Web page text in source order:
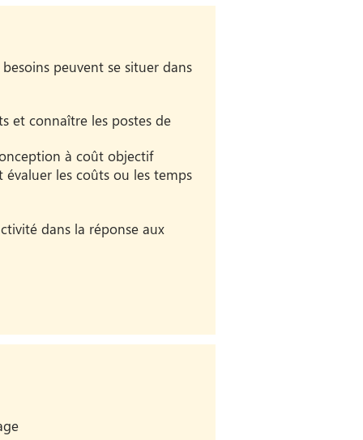
peuvent se situer dans
et connaître les postes de
à coût objectif
les coûts ou les temps
dans la réponse aux